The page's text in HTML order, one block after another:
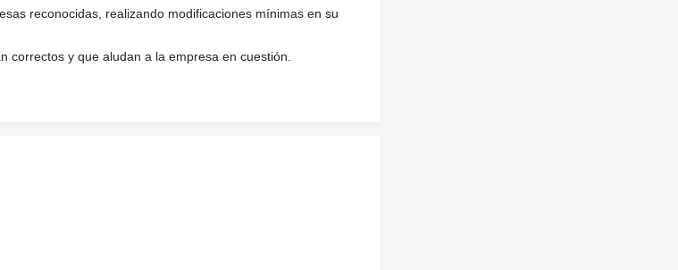
reconocidas, realizando modificaciones mínimas en su
correctos y que aludan a la empresa en cuestión.